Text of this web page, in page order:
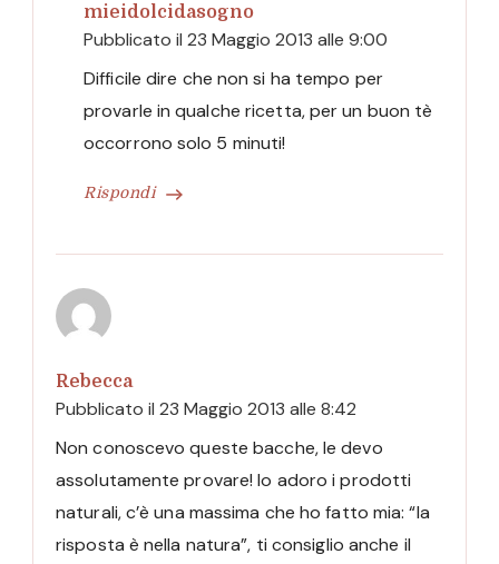
mieidolcidasogno
Pubblicato il 23 Maggio 2013 alle 9:00
Rispondi
Difficile dire che non si ha tempo per
provarle in qualche ricetta, per un buon tè
occorrono solo 5 minuti!
Rebecca
Pubblicato il 23 Maggio 2013 alle 8:42
Non conoscevo queste bacche, le devo
assolutamente provare! Io adoro i prodotti
naturali, c’è una massima che ho fatto mia: “la
risposta è nella natura”, ti consiglio anche il